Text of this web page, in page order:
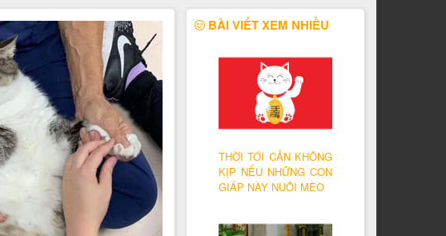
BÀI VIẾT XEM NHIỀU
THỜI TỚI CẢN KHÔNG
KỊP NẾU NHỮNG CON
GIÁP NÀY NUÔI MÈO